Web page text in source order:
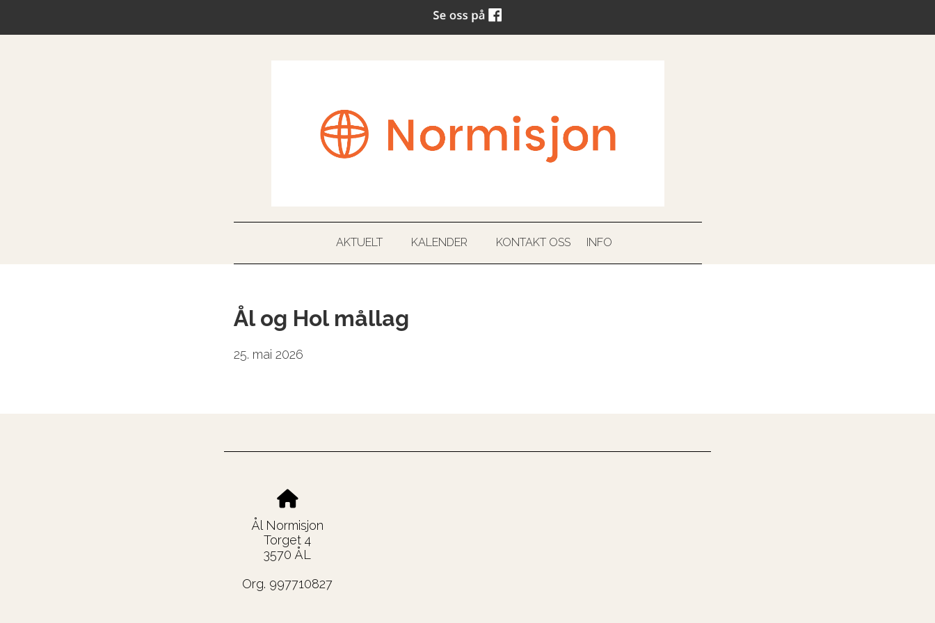
AKTUELT KALENDER KONTAKT OSS INFO
Ål og Hol mållag
25. mai 2026
Ål Normisjon
Torget 4
3570 ÅL
Org. 997710827